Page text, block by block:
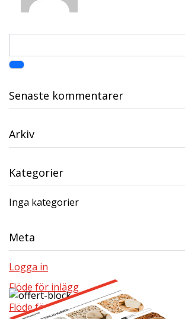
Senaste kommentarer
Arkiv
Kategorier
Inga kategorier
Meta
Logga in
Flöde för inlägg
Flöde för kommentarer